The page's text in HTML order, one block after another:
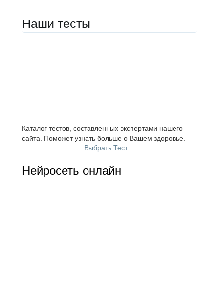
Наши тесты
Каталог тестов, составленных экспертами нашего
сайта. Поможет узнать больше о Вашем здоровье.
Выбрать Тест
Нейросеть онлайн